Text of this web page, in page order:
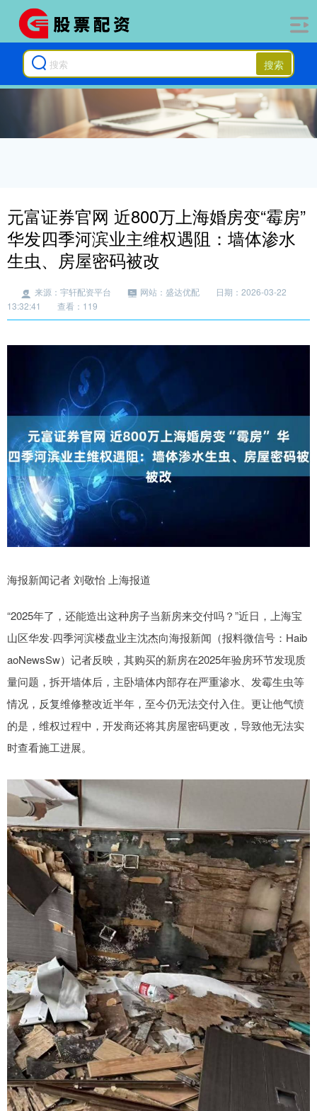
搜索
元富证券官网 近800万上海婚房变“霉房”
华发四季河滨业主维权遇阻：墙体渗水
生虫、房屋密码被改
来源：宇轩配资平台 网站：盛达优配
日期：2026-03-22
13:32:41
查看：119
海报新闻记者 刘敬怡 上海报道
“2025年了，还能造出这种房子当新房来交付吗？”近日，上海宝
山区华发·四季河滨楼盘业主沈杰向海报新闻（报料微信号：Haib
aoNewsSw）记者反映，其购买的新房在2025年验房环节发现质
量问题，拆开墙体后，主卧墙体内部存在严重渗水、发霉生虫等
情况，反复维修整改近半年，至今仍无法交付入住。更让他气愤
的是，维权过程中，开发商还将其房屋密码更改，导致他无法实
时查看施工进展。